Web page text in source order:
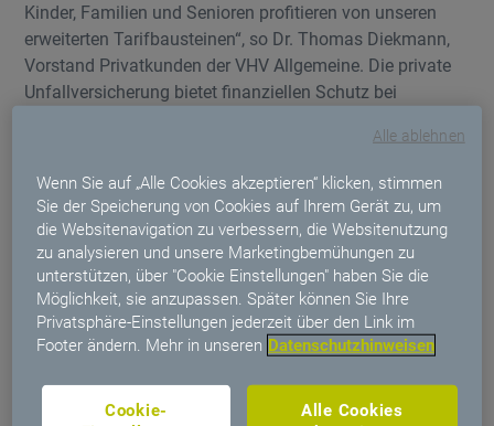
Kinder, Familien und Senioren profitieren von unseren
erweiterten Tarifbausteinen“, so Dr. Thomas Diekmann,
Vorstand Privatkunden der VHV Allgemeine. Die private
Unfallversicherung bietet finanziellen Schutz bei
Unfälle und zahlt je nach Schwere der Invalidität eine
Kapitalleistung oder Rente. Sie sichert Kunden rund um
die Uhr und weltweit ab – im Gegensatz zur gesetzlichen
Unfallversicherung, die nur bei Arbeits- und Wegeunfällen
greift. Je nach Tarif umfasst der Schutz u. a.
Invaliditätsleistungen, Unfallrente, Krankenhaustagegeld,
Leistungen für Rehabilitationsmaßnahmen sowie Such-,
Bergungs- und Rettungskosten.
Die Kombination aus Unfallversicherung und
Wenn Sie auf „Alle Cookies akzeptieren“ klicken, stimmen
Sie der Speicherung von Cookies auf Ihrem Gerät zu, um
die Websitenavigation zu verbessern, die Websitenutzung
zu analysieren und unsere Marketingbemühungen zu
unterstützen, über "Cookie Einstellungen" haben Sie die
Möglichkeit, sie anzupassen. Später können Sie Ihre
Privatsphäre-Einstellungen jederzeit über den Link im
Footer ändern. Mehr in unseren Datenschutzhinweisen
Alle Cookies
Cookie-
Alle ablehnen